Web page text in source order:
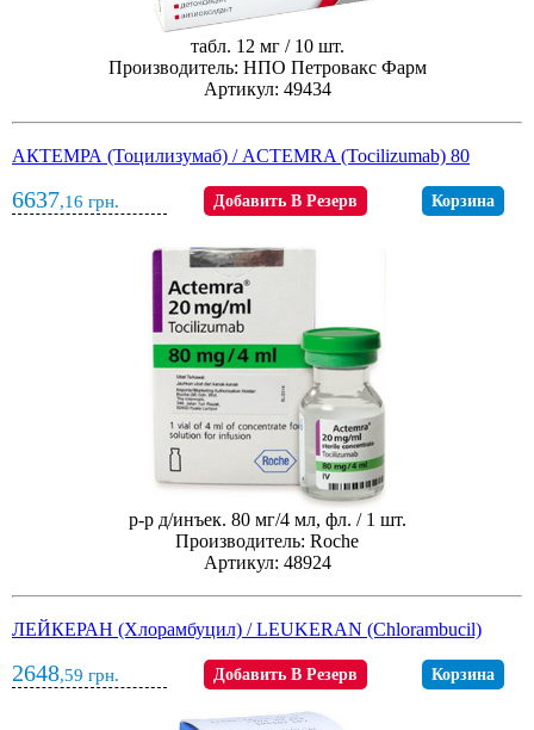
табл. 12 мг / 10 шт.
Производитель: НПО Петровакс Фарм
Артикул: 49434
АКТЕМРА (Тоцилизумаб) / ACTEMRA (Tocilizumab) 80
6637,16 грн. Добавить В Резерв Корзина
р-р д/инъек. 80 мг/4 мл, фл. / 1 шт.
Производитель: Roche
Артикул: 48924
ЛЕЙКЕРАН (Хлорамбуцил) / LEUKERAN (Chlorambucil)
2648,59 грн. Добавить В Резерв Корзина